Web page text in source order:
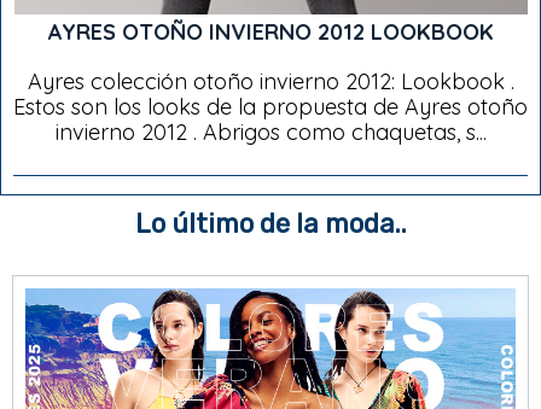
AYRES OTOÑO INVIERNO 2012 LOOKBOOK
Ayres colección otoño invierno 2012: Lookbook .
Estos son los looks de la propuesta de Ayres otoño
invierno 2012 . Abrigos como chaquetas, s...
Lo último de la moda..